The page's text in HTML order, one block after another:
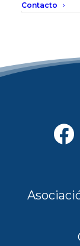
Contacto